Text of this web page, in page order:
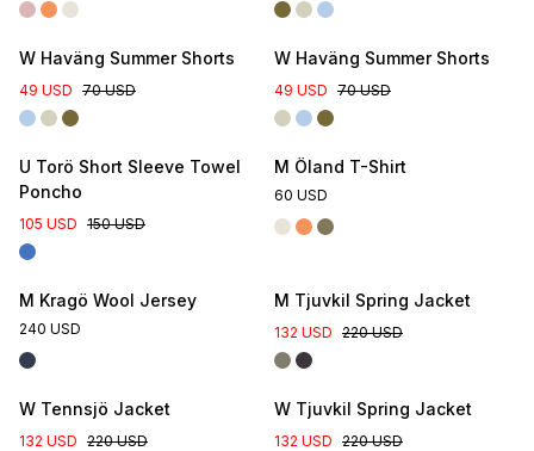
Online Exclusive
W Haväng Summer Shorts
49 USD 70 USD
Online Exclusive
W Haväng Summer Shorts
49 USD 70 USD
U Torö Short Sleeve Towel
Poncho
105 USD 150 USD
M Öland T-Shirt
60 USD
M Kragö Wool Jersey
240 USD
M Tjuvkil Spring Jacket
132 USD 220 USD
W Tennsjö Jacket
132 USD 220 USD
New Colour
W Tjuvkil Spring Jacket
132 USD 220 USD